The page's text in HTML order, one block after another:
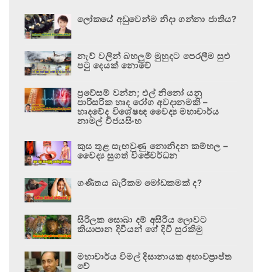
ලෝකයේ අඩුවෙන්ම නිදා ගන්නා ජාතිය?
නැව් වලින් බහලුම් මුහුදට පෙරලීම සුළු
පටු දෙයක් නොවේ
ප්‍රවේසම් වන්න; එල් නිනෝ යනු
පාරිසරික හෘද රෝග අවදානමකි –
හෘදවේද විශේෂඥ වෛද්‍ය මහාචාර්ය
නාමල් විජයසිංහ
කුස තුළ සැඟවුණු නොනිදන කම්හල –
වෛද්‍ය සුගත් විජේවර්ධන
ගණිතය බැරිකම මෝඩකමක් ද?
සිරිලක සොබා දම් අසිරිය ලොවට
කියාපාන දිවියන් ගේ දිවි සුරකිමු
මහාචාර්ය විමල් දිසානායක අභාවප්‍රාප්ත
වේ